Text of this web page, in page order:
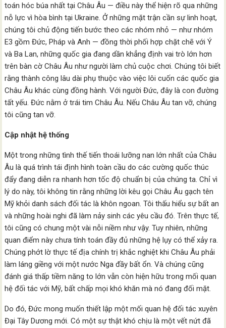
toán hóc búa nhất tại Châu Âu — điều này thể hiện rõ qua những
nỗ lực vì hòa bình tại Ukraine. Ở những mặt trận cần sự linh hoạt,
chúng tôi chủ động tiến bước theo các nhóm nhỏ — như nhóm
E3 gồm Đức, Pháp và Anh — đồng thời phối hợp chặt chẽ với Ý
và Ba Lan, những quốc gia đang dần khẳng định vai trò lớn hơn
trên bàn cờ Châu Âu như người làm chủ cuộc chơi. Chúng tôi biết
rằng thành công lâu dài phụ thuộc vào việc lôi cuốn các quốc gia
Châu Âu khác cùng đồng hành. Với người Đức, đây là con đường
tất yếu. Đức nằm ở trái tim Châu Âu. Nếu Châu Âu tan vỡ, chúng
tôi cũng tan vỡ.
Cập nhật hệ thống
Một trong những tình thế tiến thoái lưỡng nan lớn nhất của Châu
Âu là quá trình tái định hình toàn cầu do các cường quốc thúc
đẩy đang diễn ra nhanh hơn tốc độ chuẩn bị của chúng ta. Chỉ vì
lý do này, tôi không tin rằng những lời kêu gọi Châu Âu gạch tên
Mỹ khỏi danh sách đối tác là khôn ngoan. Tôi thấu hiểu sự bất an
và những hoài nghi đã làm nảy sinh các yêu cầu đó. Trên thực tế,
tôi cũng có chung một vài nỗi niềm như vậy. Tuy nhiên, những
quan điểm này chưa tính toán đầy đủ những hệ lụy có thể xảy ra.
Chúng phớt lờ thực tế địa chính trị khắc nghiệt khi Châu Âu phải
làm láng giềng với một nước Nga đầy bất ổn. Và chúng cũng
đánh giá thấp tiềm năng to lớn vẫn còn hiện hữu trong mối quan
hệ đối tác với Mỹ, bất chấp mọi khó khăn mà nó đang đối mặt.
Do đó, Đức mong muốn thiết lập một mối quan hệ đối tác xuyên
Đại Tây Dương mới. Có một sự thật khó chịu là một vết nứt đã